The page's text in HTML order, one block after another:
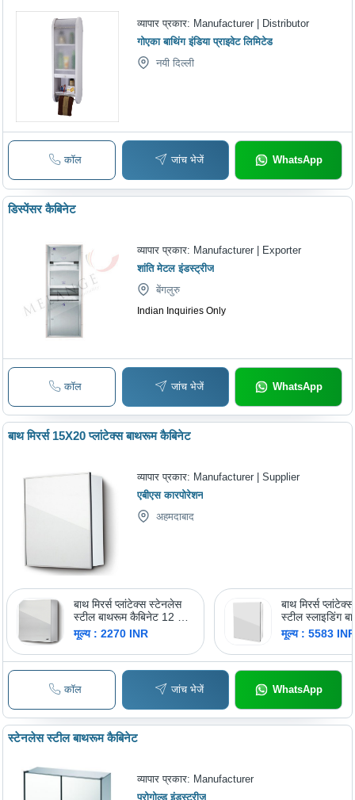
व्यापार प्रकार: Manufacturer | Distributor
गोएका बाथिंग इंडिया प्राइवेट लिमिटेड
नयी दिल्ली
कॉल जांच भेजें WhatsApp
डिस्पेंसर कैबिनेट
व्यापार प्रकार: Manufacturer | Exporter
शांति मेटल इंडस्ट्रीज
बेंगलुरु
Indian Inquiries Only
कॉल जांच भेजें WhatsApp
बाथ मिरर्स 15X20 प्लांटेक्स बाथरूम कैबिनेट
व्यापार प्रकार: Manufacturer | Supplier
एबीएस कारपोरेशन
अहमदाबाद
बाथ मिरर्स प्लांटेक्स स्टेनलेस
स्टील बाथरूम कैबिनेट 12 X
18
मूल्य : 2270 INR
बाथ मिरर्स
स्टील स्लाइडिंग
कैबिनेट
मूल्य : 5583
कॉल जांच भेजें WhatsApp
स्टेनलेस स्टील बाथरूम कैबिनेट
व्यापार प्रकार: Manufacturer
प्रोगोल्ड इंडस्ट्रीज